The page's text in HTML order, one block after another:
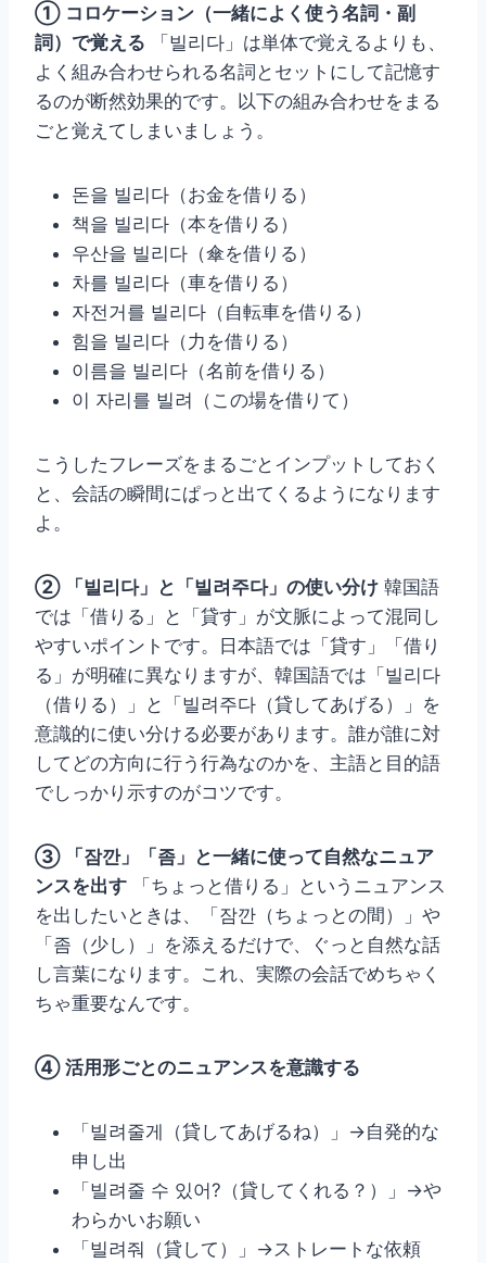
① コロケーション（一緒によく使う名詞・副
詞）で覚える 「빌리다」は単体で覚えるよりも、
よく組み合わせられる名詞とセットにして記憶す
るのが断然効果的です。以下の組み合わせをまる
ごと覚えてしまいましょう。
돈을 빌리다（お金を借りる）
책을 빌리다（本を借りる）
우산을 빌리다（傘を借りる）
차를 빌리다（車を借りる）
자전거를 빌리다（自転車を借りる）
힘을 빌리다（力を借りる）
이름을 빌리다（名前を借りる）
이 자리를 빌려（この場を借りて）
こうしたフレーズをまるごとインプットしておく
と、会話の瞬間にぱっと出てくるようになります
よ。
② 「빌리다」と「빌려주다」の使い分け 韓国語
では「借りる」と「貸す」が文脈によって混同し
やすいポイントです。日本語では「貸す」「借り
る」が明確に異なりますが、韓国語では「빌리다
（借りる）」と「빌려주다（貸してあげる）」を
意識的に使い分ける必要があります。誰が誰に対
してどの方向に行う行為なのかを、主語と目的語
でしっかり示すのがコツです。
③ 「잠깐」「좀」と一緒に使って自然なニュア
ンスを出す 「ちょっと借りる」というニュアンス
を出したいときは、「잠깐（ちょっとの間）」や
「좀（少し）」を添えるだけで、ぐっと自然な話
し言葉になります。これ、実際の会話でめちゃく
ちゃ重要なんです。
④ 活用形ごとのニュアンスを意識する
「빌려줄게（貸してあげるね）」→自発的な
申し出
「빌려줄 수 있어?（貸してくれる？）」→や
わらかいお願い
「빌려줘（貸して）」→ストレートな依頼